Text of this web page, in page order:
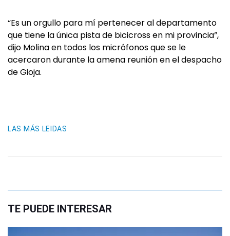
“Es un orgullo para mí pertenecer al departamento
que tiene la única pista de bicicross en mi provincia”,
dijo Molina en todos los micrófonos que se le
acercaron durante la amena reunión en el despacho
de Gioja.
LAS MÁS LEIDAS
TE PUEDE INTERESAR